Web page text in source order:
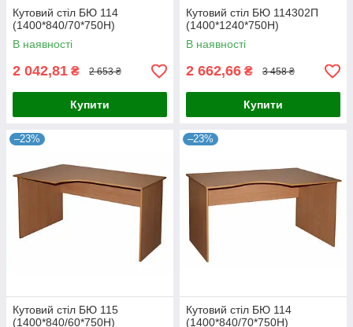
Кутовий стіл БЮ 114
(1400*840/70*750Н)
В наявності
2 042,81 ₴ 2 653 ₴
Купити
Кутовий стіл БЮ 114302П
(1400*1240*750Н)
В наявності
2 662,66 ₴ 3 458 ₴
Купити
–23%
Кутовий стіл БЮ 115
(1400*840/60*750Н)
–23%
Кутовий стіл БЮ 114
(1400*840/70*750Н)